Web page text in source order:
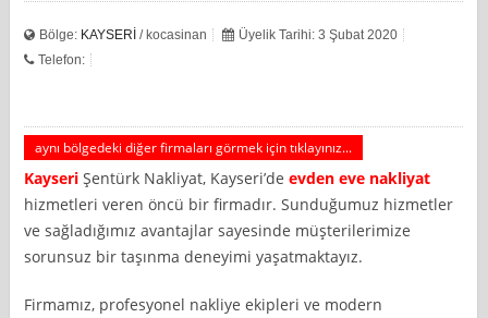
Bölge: KAYSERİ / kocasinan
Üyelik Tarihi: 3 Şubat 2020
Telefon:
aynı bölgedeki diğer firmaları görmek için tıklayınız...
Kayseri Şentürk Nakliyat, Kayseri’deevden eve nakliyat
hizmetleri veren öncü bir firmadır. Sunduğumuz hizmetler
ve sağladığımız avantajlar sayesinde müşterilerimize
sorunsuz bir taşınma deneyimi yaşatmaktayız.
Firmamız, profesyonel nakliye ekipleri ve modern